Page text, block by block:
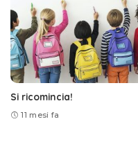
Si ricomincia!
11 mesi fa